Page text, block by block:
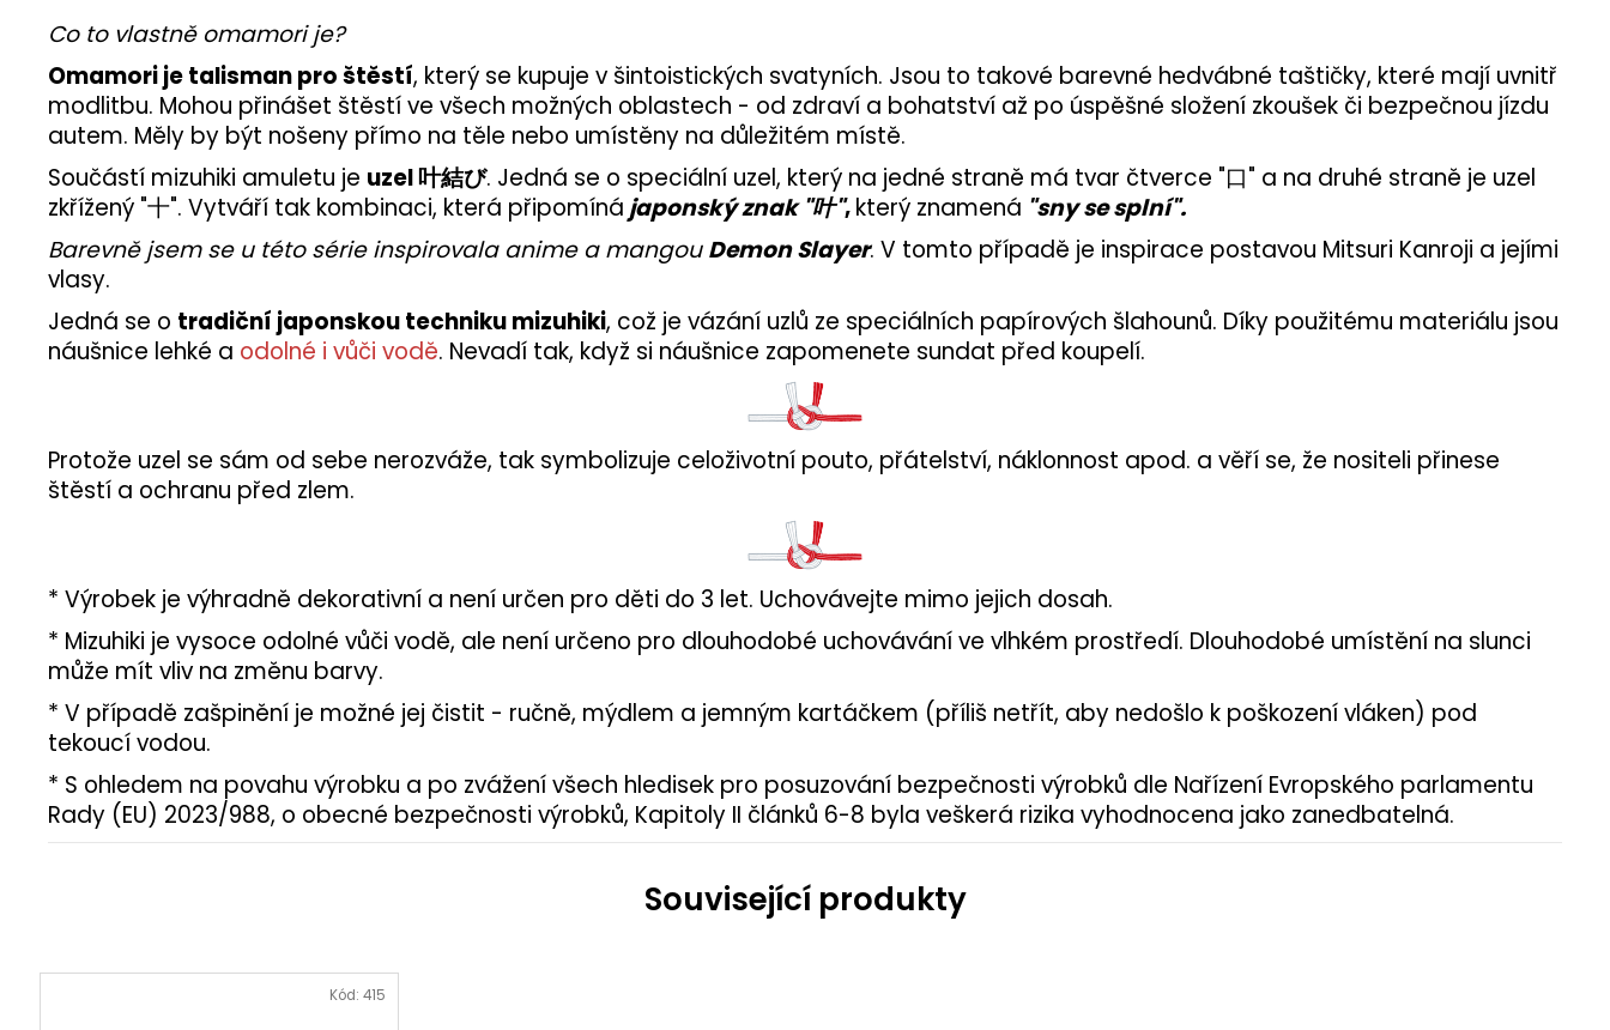
Co to vlastně omamori je?
Omamori je talisman pro štěstí, který se kupuje v šintoistických svatyních. Jsou to takové barevné hedvábné taštičky, které mají uvnitř
modlitbu. Mohou přinášet štěstí ve všech možných oblastech - od zdraví a bohatství až po úspěšné složení zkoušek či bezpečnou jízdu
autem. Měly by být nošeny přímo na těle nebo umístěny na důležitém místě.
Součástí mizuhiki amuletu je uzel 叶結び. Jedná se o speciální uzel, který na jedné straně má tvar čtverce "口" a na druhé straně je uzel
zkřížený "十". Vytváří tak kombinaci, která připomíná japonský znak "叶",který znamená "sny se splní".
Barevně jsem se u této série inspirovala anime a mangou Demon Slayer. V tomto případě je inspirace postavou Mitsuri Kanroji a jejími
vlasy.
Jedná se o tradiční japonskou techniku mizuhiki, což je vázání uzlů ze speciálních papírových šlahounů. Díky použitému materiálu jsou
náušnice lehké a odolné i vůči vodě. Nevadí tak, když si náušnice zapomenete sundat před koupelí.
Protože uzel se sám od sebe nerozváže, tak symbolizuje celoživotní pouto, přátelství, náklonnost apod. a věří se, že nositeli přinese
štěstí a ochranu před zlem.
* Výrobek je výhradně dekorativní a není určen pro děti do 3 let. Uchovávejte mimo jejich dosah.
* Mizuhiki je vysoce odolné vůči vodě, ale není určeno pro dlouhodobé uchovávání ve vlhkém prostředí. Dlouhodobé umístění na slunci
může mít vliv na změnu barvy.
* V případě zašpinění je možné jej čistit - ručně, mýdlem a jemným kartáčkem (příliš netřít, aby nedošlo k poškození vláken) pod
tekoucí vodou.
* S ohledem na povahu výrobku a po zvážení všech hledisek pro posuzování bezpečnosti výrobků dle Nařízení Evropského parlamentu
Rady (EU) 2023/988, o obecné bezpečnosti výrobků, Kapitoly II článků 6-8 byla veškerá rizika vyhodnocena jako zanedbatelná.
Kód: 415